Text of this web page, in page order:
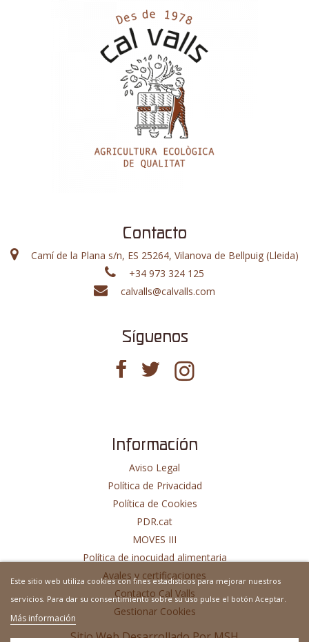
Contacto
Camí de la Plana s/n, ES 25264, Vilanova de Bellpuig (Lleida)
+34 973 324 125
calvalls@calvalls.com
Síguenos
Información
Aviso Legal
Política de Privacidad
Política de Cookies
PDR.cat
MOVES III
Política de inocuidad alimentaria
Avales y certificaciones
Contacto Cal Valls
Gestionar Cookies
Sitio Web Desarrollado PorMSH
Este sitio web utiliza cookies con fines estadisticos para mejorar nuestros
servicios. Para dar su consentimiento sobre su uso pulse el botón Aceptar.
Más información